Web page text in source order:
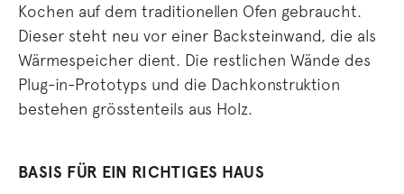
Kochen auf dem traditionellen Ofen gebraucht.
Dieser steht neu vor einer Backsteinwand, die als
Wärmespeicher dient. Die restlichen Wände des
Plug-in-Prototyps und die Dachkonstruktion
bestehen grösstenteils aus Holz.
BASIS FÜR EIN RICHTIGES HAUS